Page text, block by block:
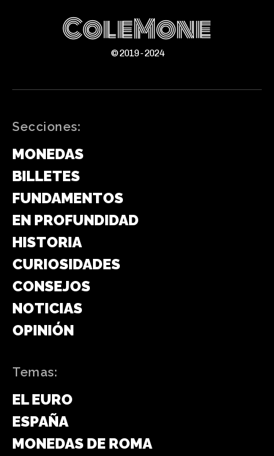
ColeMone
© 2019 - 2024
Secciones:
MONEDAS
BILLETES
FUNDAMENTOS
EN PROFUNDIDAD
HISTORIA
CURIOSIDADES
CONSEJOS
NOTICIAS
OPINIÓN
Temas:
EL EURO
ESPAÑA
MONEDAS DE ROMA